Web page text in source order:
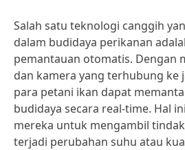
Salah satu teknologi canggih
dalam budidaya perikanan
pemantauan otomatis. Dengan
dan kamera yang terhubung ke
para petani ikan dapat
budidaya secara real-time. Hal
mereka untuk mengambil
terjadi perubahan suhu atau